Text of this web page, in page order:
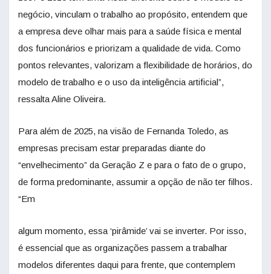
negócio, vinculam o trabalho ao propósito, entendem que
a empresa deve olhar mais para a saúde física e mental
dos funcionários e priorizam a qualidade de vida. Como
pontos relevantes, valorizam a flexibilidade de horários, do
modelo de trabalho e o uso da inteligência artificial”,
ressalta Aline Oliveira.
Para além de 2025, na visão de Fernanda Toledo, as
empresas precisam estar preparadas diante do
“envelhecimento” da Geração Z e para o fato de o grupo,
de forma predominante, assumir a opção de não ter filhos.
“Em
algum momento, essa ‘pirâmide’ vai se inverter. Por isso,
é essencial que as organizações passem a trabalhar
modelos diferentes daqui para frente, que contemplem